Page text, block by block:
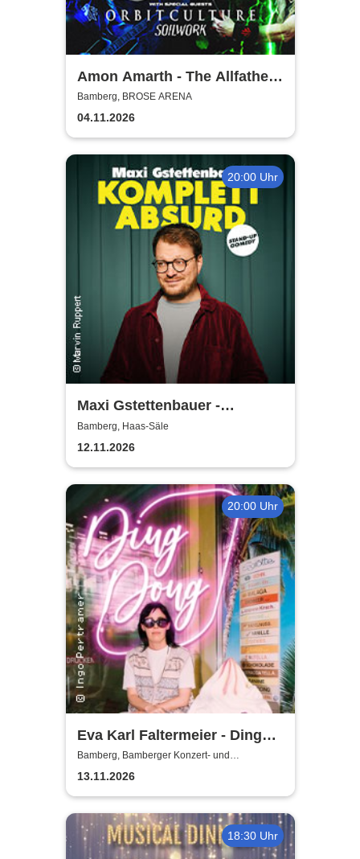
Amon Amarth - The Allfather
Awakens - Europe & UK 2026
Bamberg, BROSE ARENA
04.11.2026
20:00 Uhr
Maxi Gstettenbauer -
KOMPLETT ABSURD
Bamberg, Haas-Säle
12.11.2026
20:00 Uhr
Eva Karl Faltermeier - Ding
Dong
Bamberg, Bamberger Konzert- und
Kongresshalle (Hegelsaal)
13.11.2026
18:30 Uhr